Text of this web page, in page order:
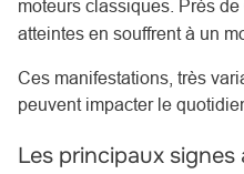
moteurs classiques. Près de
atteintes en souffrent à un
Ces manifestations, très
peuvent impacter le
Les principaux